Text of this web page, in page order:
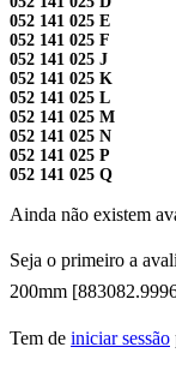
052 141 025 E
052 141 025 F
052 141 025 J
052 141 025 K
052 141 025 L
052 141 025 M
052 141 025 N
052 141 025 P
052 141 025 Q
Ainda não existem
Seja o primeiro a
200mm
Tem de iniciar sessão